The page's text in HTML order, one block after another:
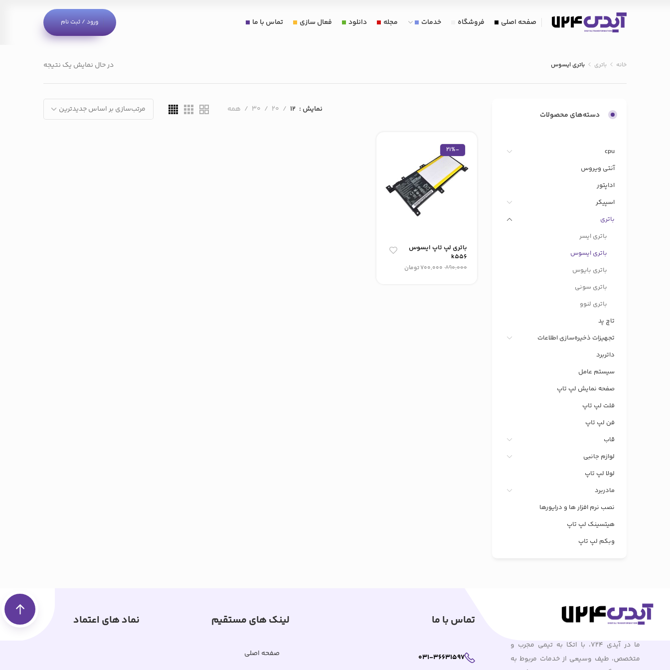
صفحه اصلی فروشگاه خدمات مجله دانلود فعال سازی تماس با ما ورود / ثبت نام
خانه باتری باتری ایسوس در حال نمایش یک نتیجه
دسته‌های محصولات
cpu
آنتی ویروس
اداپتور
اسپیکر
باتری
باتری ایسر
باتری ایسوس
باتری بایوس
باتری سونی
باتری لنوو
تاچ پد
تجهیزات ذخیره‌سازی اطلاعات
داتربرد
سیستم عامل
صفحه نمایش لپ تاپ
فلت لپ تاپ
فن لپ تاپ
قاب
لوازم جانبی
لولا لپ تاپ
مادربرد
نصب نرم افزار ها و درایورها
هیتسینک لپ تاپ
وبکم لپ تاپ
نمایش 12
20
30 همه
-21%
باتری لپ تاپ ایسوس
k556
890,000
700,000تومان
ما در آیدی 724، با اتکا به تیمی مجرب و
متخصص، طیف وسیعی از خدمات مربوط به
تماس با ما
031-36631597
لینک های مستقیم
صفحه اصلی
نماد های اعتماد